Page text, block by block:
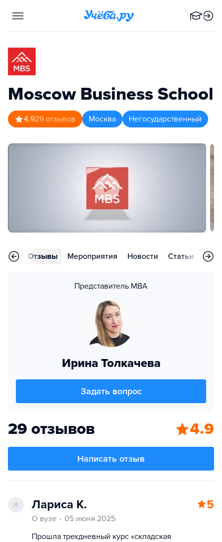
Moscow Business School
4.929 отзывов Москва Негосударственный
Отзывы Мероприятия Новости Статьи
Представитель MBA
Ирина Толкачева
Задать вопрос
29 отзывов 4.9
Написать отзыв
Лариса К. 5
О вузе
05 июня 2025
Прошла трехдневный курс «складская